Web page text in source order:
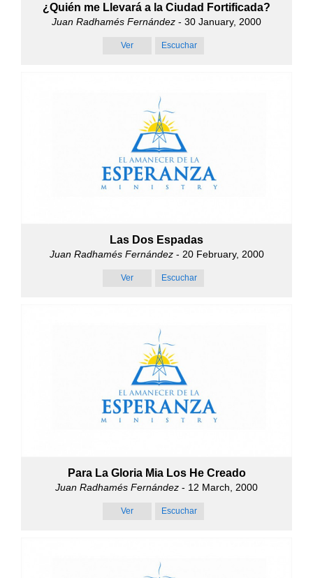
¿Quién me Llevará a la Ciudad Fortificada?
Juan Radhamés Fernández - 30 January, 2000
Ver Escuchar
Las Dos Espadas
Juan Radhamés Fernández- 20 February, 2000
Ver Escuchar
Para La Gloria Mia Los He Creado
Juan Radhamés Fernández - 12 March, 2000
Ver Escuchar